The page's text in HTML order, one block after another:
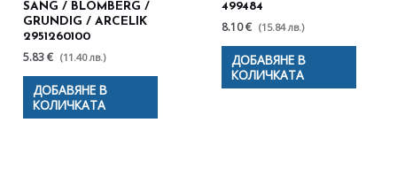
SANG / BLOMBERG /
GRUNDIG / ARCELIK
2951260100
5.83 € (11.40 лв.)
ДОБАВЯНЕ В
КОЛИЧКАТА
499484
8.10 € (15.84 лв.)
ДОБАВЯНЕ В
КОЛИЧКАТА